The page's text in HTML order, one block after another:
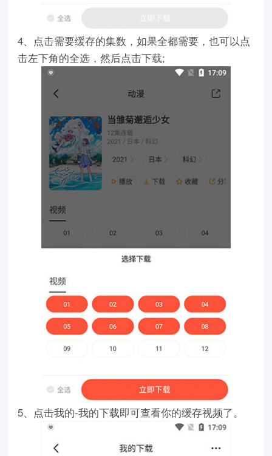
4、点击需要缓存的集数，如果全都需要，也可以点
击左下角的全选，然后点击下载;
5、点击我的-我的下载即可查看你的缓存视频了。